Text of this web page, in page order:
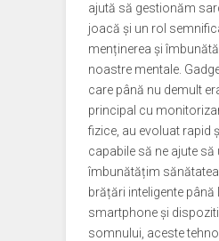
ajută să gestionăm
joacă și un rol
menținerea și
noastre mentale.
care până nu demult
principal cu
fizice, au evoluat rapid
capabile să ne ajute
îmbunătățim sănătatea
brățări inteligente până
smartphone și
somnului, aceste